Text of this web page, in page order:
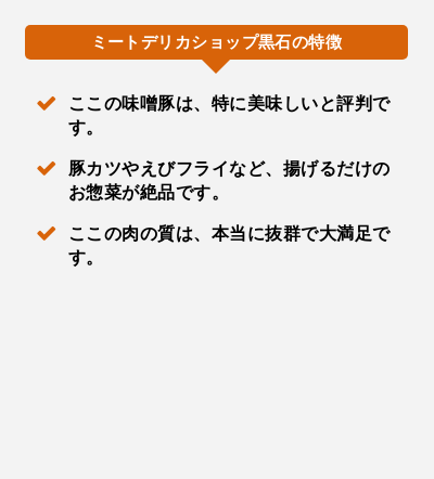
ミートデリカショップ黒石の特徴
ここの味噌豚は、特に美味しいと評判で
す。
豚カツやえびフライなど、揚げるだけの
お惣菜が絶品です。
ここの肉の質は、本当に抜群で大満足で
す。